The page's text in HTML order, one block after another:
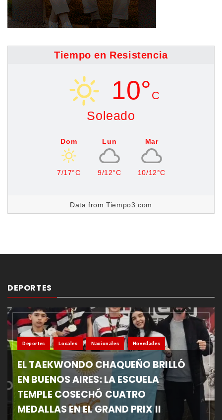
Tiempo en Resistencia
10° C
Soleado
Dom
7/17°C
Lun
9/12°C
Mar
10/12°C
Data fromTiempo3.com
DEPORTES
Deportes Locales Nacionales Novedades
EL TAEKWONDO CHAQUEÑO BRILLÓ
EN BUENOS AIRES: LA ESCUELA
TEMPLE COSECHÓ CUATRO
MEDALLAS EN EL GRAND PRIX II